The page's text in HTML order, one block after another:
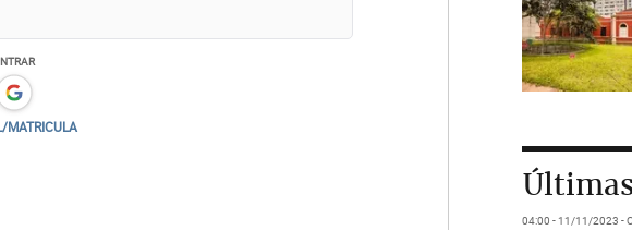
MATRICULA
Últimas
04:00 - 11/11/2023 -